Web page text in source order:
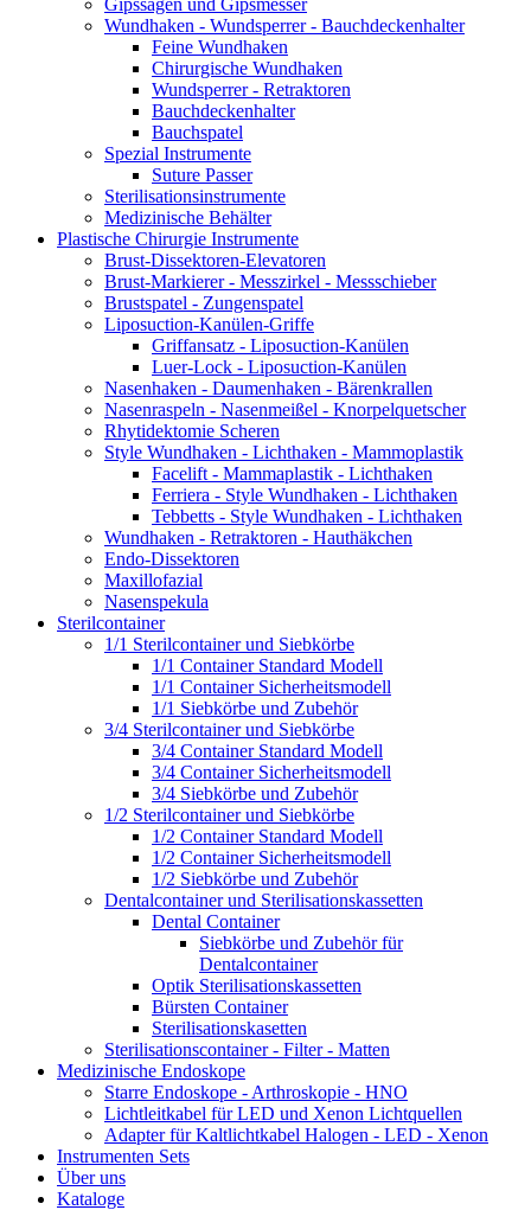
Gipssägen und Gipsmesser
Wundhaken - Wundsperrer - Bauchdeckenhalter
Feine Wundhaken
Chirurgische Wundhaken
Wundsperrer - Retraktoren
Bauchdeckenhalter
Bauchspatel
Spezial Instrumente
Suture Passer
Sterilisationsinstrumente
Medizinische Behälter
Plastische Chirurgie Instrumente
Brust-Dissektoren-Elevatoren
Brust-Markierer - Messzirkel - Messschieber
Brustspatel - Zungenspatel
Liposuction-Kanülen-Griffe
Griffansatz - Liposuction-Kanülen
Luer-Lock - Liposuction-Kanülen
Nasenhaken - Daumenhaken - Bärenkrallen
Nasenraspeln - Nasenmeißel - Knorpelquetscher
Rhytidektomie Scheren
Style Wundhaken - Lichthaken - Mammoplastik
Facelift - Mammaplastik - Lichthaken
Ferriera - Style Wundhaken - Lichthaken
Tebbetts - Style Wundhaken - Lichthaken
Wundhaken - Retraktoren - Hauthäkchen
Endo-Dissektoren
Maxillofazial
Nasenspekula
Sterilcontainer
1/1 Sterilcontainer und Siebkörbe
1/1 Container Standard Modell
1/1 Container Sicherheitsmodell
1/1 Siebkörbe und Zubehör
3/4 Sterilcontainer und Siebkörbe
3/4 Container Standard Modell
3/4 Container Sicherheitsmodell
3/4 Siebkörbe und Zubehör
1/2 Sterilcontainer und Siebkörbe
1/2 Container Standard Modell
1/2 Container Sicherheitsmodell
1/2 Siebkörbe und Zubehör
Dentalcontainer und Sterilisationskassetten
Dental Container
Siebkörbe und Zubehör für
Dentalcontainer
Optik Sterilisationskassetten
Bürsten Container
Sterilisationskasetten
Sterilisationscontainer - Filter - Matten
Medizinische Endoskope
Starre Endoskope - Arthroskopie - HNO
Lichtleitkabel für LED und Xenon Lichtquellen
Adapter für Kaltlichtkabel Halogen - LED - Xenon
Instrumenten Sets
Über uns
Kataloge